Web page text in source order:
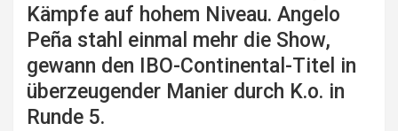
Kämpfe auf hohem Niveau. Angelo
Peña stahl einmal mehr die Show,
gewann den IBO-Continental-Titel in
überzeugender Manier durch K.o. in
Runde 5.